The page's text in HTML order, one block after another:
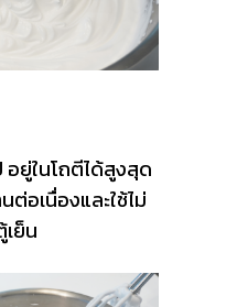
อยู่ในโถตีได้สูงสุด
ต่อเนื่องและใช้ไม่
ย็น